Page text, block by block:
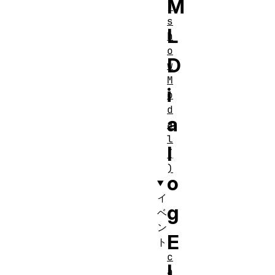
M
L
D
i
a
l
o
g
E
)
s
h
o
w
M
o
d
a
l
(
)
イ
ベ
ン
ト
c
a